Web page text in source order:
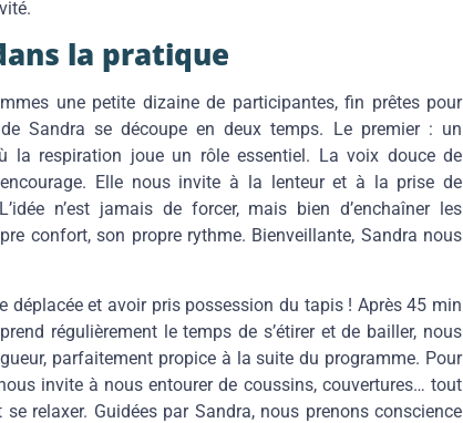
la pratique
une petite dizaine de participantes, fin prêtes pour
Sandra se découpe en deux temps. Le premier : un
la respiration joue un rôle essentiel. La voix douce de
Elle nous invite à la lenteur et à la prise de
n’est jamais de forcer, mais bien d’enchaîner les
confort, son propre rythme. Bienveillante, Sandra nous
déplacée et avoir pris possession du tapis ! Après 45 min
régulièrement le temps de s’étirer et de bailler, nous
parfaitement propice à la suite du programme. Pour
invite à nous entourer de coussins, couvertures… tout
relaxer. Guidées par Sandra, nous prenons conscience